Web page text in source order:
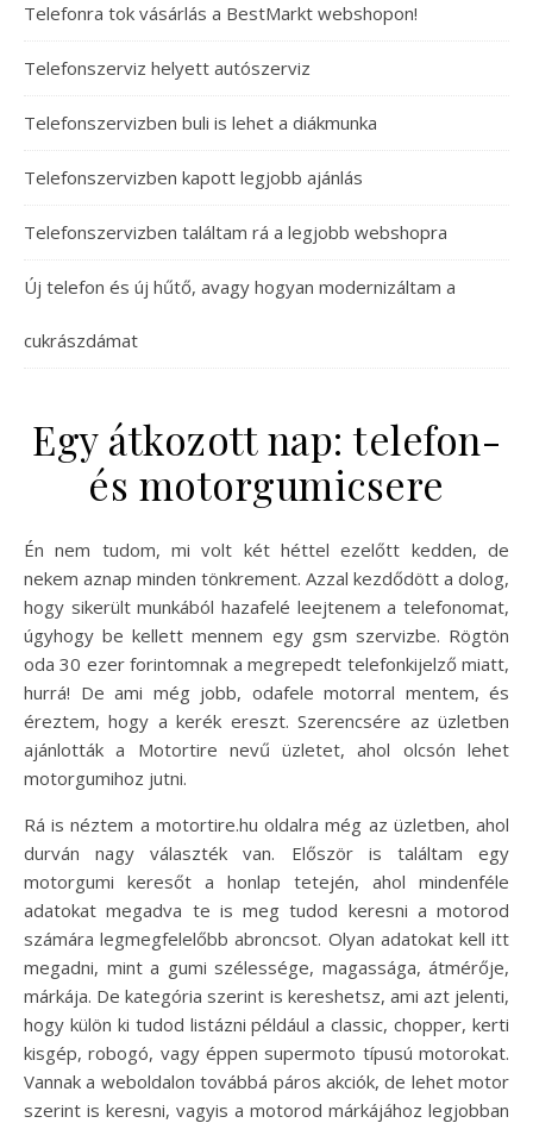
Telefonra tok vásárlás a BestMarkt webshopon!
Telefonszerviz helyett autószerviz
Telefonszervizben buli is lehet a diákmunka
Telefonszervizben kapott legjobb ajánlás
Telefonszervizben találtam rá a legjobb webshopra
Új telefon és új hűtő, avagy hogyan modernizáltam a
cukrászdámat
Egy átkozott nap: telefon-
és motorgumicsere
Én nem tudom, mi volt két héttel ezelőtt kedden, de
nekem aznap minden tönkrement. Azzal kezdődött a dolog,
hogy sikerült munkából hazafelé leejtenem a telefonomat,
úgyhogy be kellett mennem egy gsm szervizbe. Rögtön
oda 30 ezer forintomnak a megrepedt telefonkijelző miatt,
hurrá! De ami még jobb, odafele motorral mentem, és
éreztem, hogy a kerék ereszt. Szerencsére az üzletben
ajánlották a Motortire nevű üzletet, ahol olcsón lehet
motorgumihoz jutni.
Rá is néztem a motortire.hu oldalra még az üzletben, ahol
durván nagy választék van. Először is találtam egy
motorgumi keresőt a honlap tetején, ahol mindenféle
adatokat megadva te is meg tudod keresni a motorod
számára legmegfelelőbb abroncsot. Olyan adatokat kell itt
megadni, mint a gumi szélessége, magassága, átmérője,
márkája. De kategória szerint is kereshetsz, ami azt jelenti,
hogy külön ki tudod listázni például a classic, chopper, kerti
kisgép, robogó, vagy éppen supermoto típusú motorokat.
Vannak a weboldalon továbbá páros akciók, de lehet motor
szerint is keresni, vagyis a motorod márkájához legjobban